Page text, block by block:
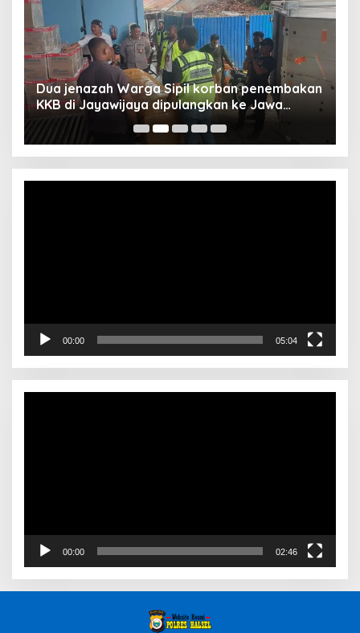
Dua jenazah Warga Sipil korban penembakan
KKB di Jayawijaya dipulangkan ke Jawa
Barat, Kaops Damai Cartenz: Kami terus buru
pelakunya
00:00 05:04
00:00 02:46